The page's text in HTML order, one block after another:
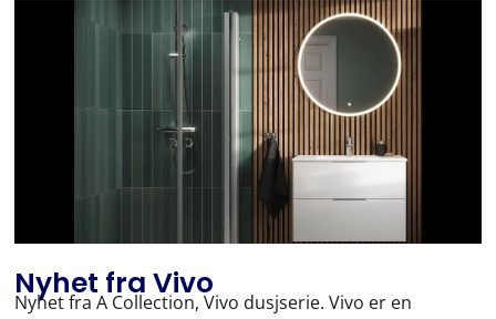
Nyhet fra Vivo
Nyhet fra A Collection, Vivo dusjserie. Vivo er en